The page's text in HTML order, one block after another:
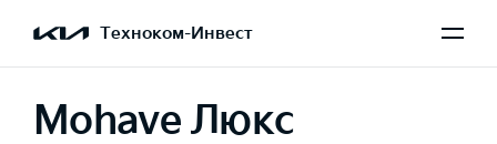
Техноком-Инвест
Mohave Люкс